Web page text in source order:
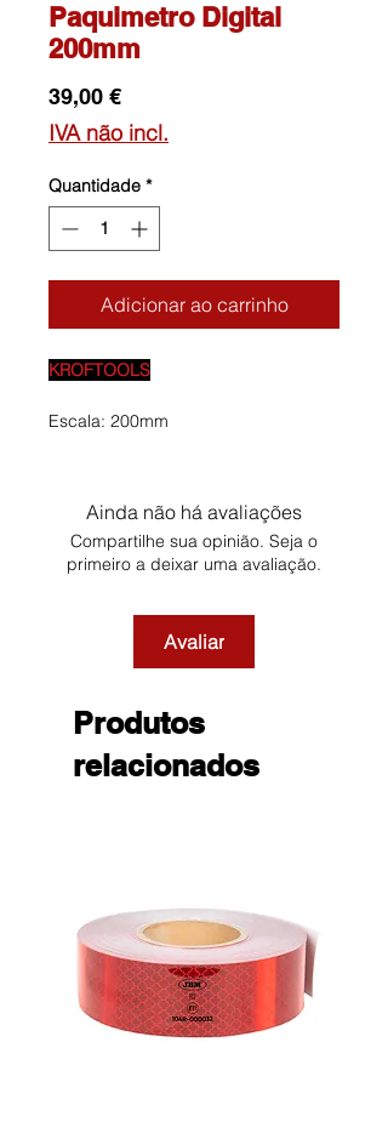
Paquimetro Digital
200mm
39,00 €Preço
IVA não incl.
Quantidade *
Adicionar ao carrinho
KROFTOOLS
Escala: 200mm
Ainda não há avaliações
Compartilhe sua opinião. Seja o
primeiro a deixar uma avaliação.
Avaliar
Produtos
relacionados